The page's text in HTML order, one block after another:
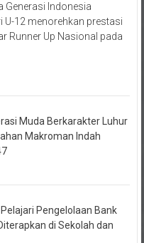
Generasi Indonesia
U-12 menorehkan prestasi
Runner Up Nasional pada
Muda Berkarakter Luhur
Makroman Indah
Pelajari Pengelolaan Bank
di Sekolah dan